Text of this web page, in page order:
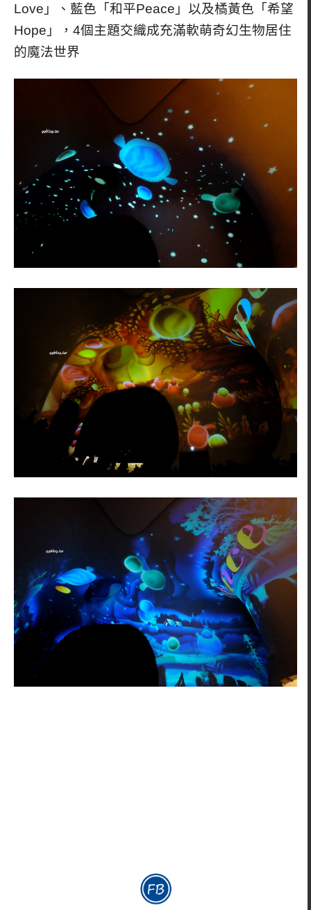
Love」、藍色「和平Peace」以及橘黃色「希望
Hope」，4個主題交織成充滿軟萌奇幻生物居住
的魔法世界